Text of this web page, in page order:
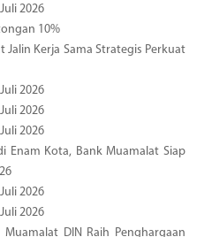
2026
10%
Jalin Kerja Sama Strategis Perkuat
2026
2026
2026
Enam Kota, Bank Muamalat Siap
2026
2026
DIN Raih Penghargaan